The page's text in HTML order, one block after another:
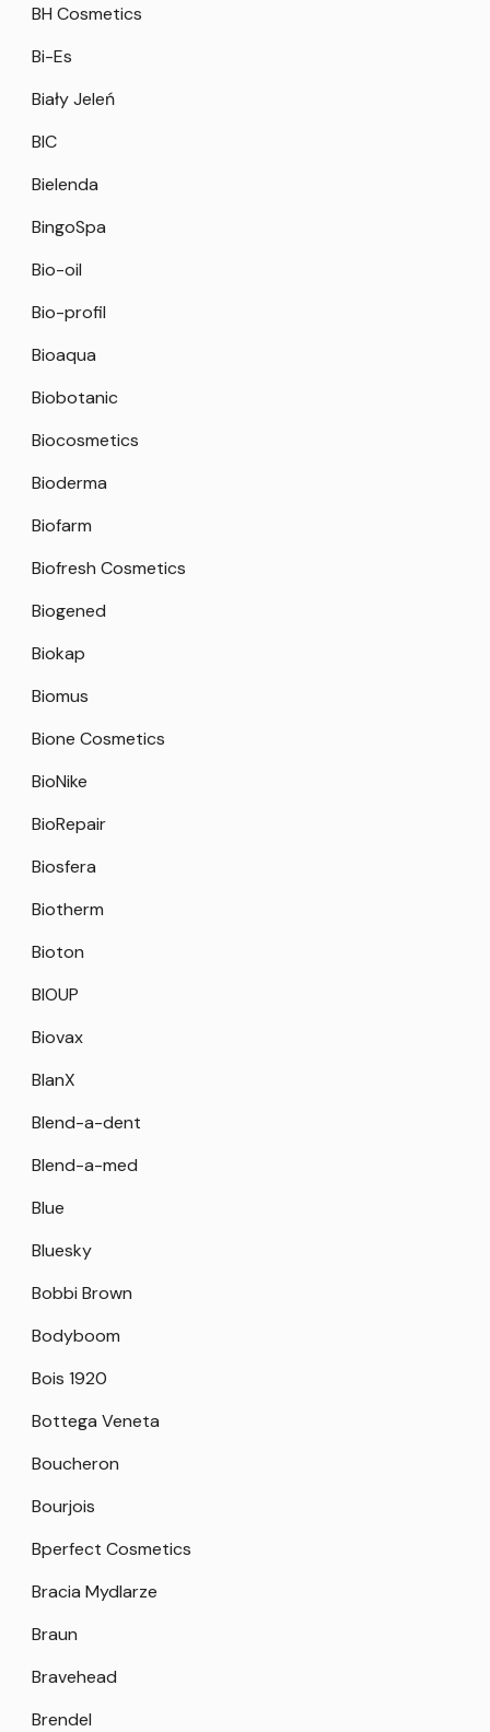
BH Cosmetics
Bi-Es
Biały Jeleń
BIC
Bielenda
BingoSpa
Bio-oil
Bio-profil
Bioaqua
Biobotanic
Biocosmetics
Bioderma
Biofarm
Biofresh Cosmetics
Biogened
Biokap
Biomus
Bione Cosmetics
BioNike
BioRepair
Biosfera
Biotherm
Bioton
BIOUP
Biovax
BlanX
Blend-a-dent
Blend-a-med
Blue
Bluesky
Bobbi Brown
Bodyboom
Bois 1920
Bottega Veneta
Boucheron
Bourjois
Bperfect Cosmetics
Bracia Mydlarze
Braun
Bravehead
Brendel